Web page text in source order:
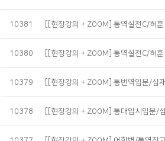
10381 [[현장강의 + ZOOM] 통역실전C/허
10380 [[현장강의 + ZOOM] 통역실전C/허
10379 [[현장강의 + ZOOM] 통번역입문/심
10378 [[현장강의 + ZOOM] 통대입시입문/